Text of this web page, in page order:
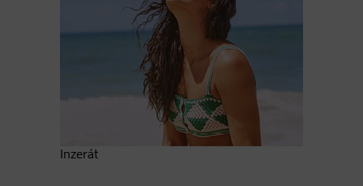
Inzerát